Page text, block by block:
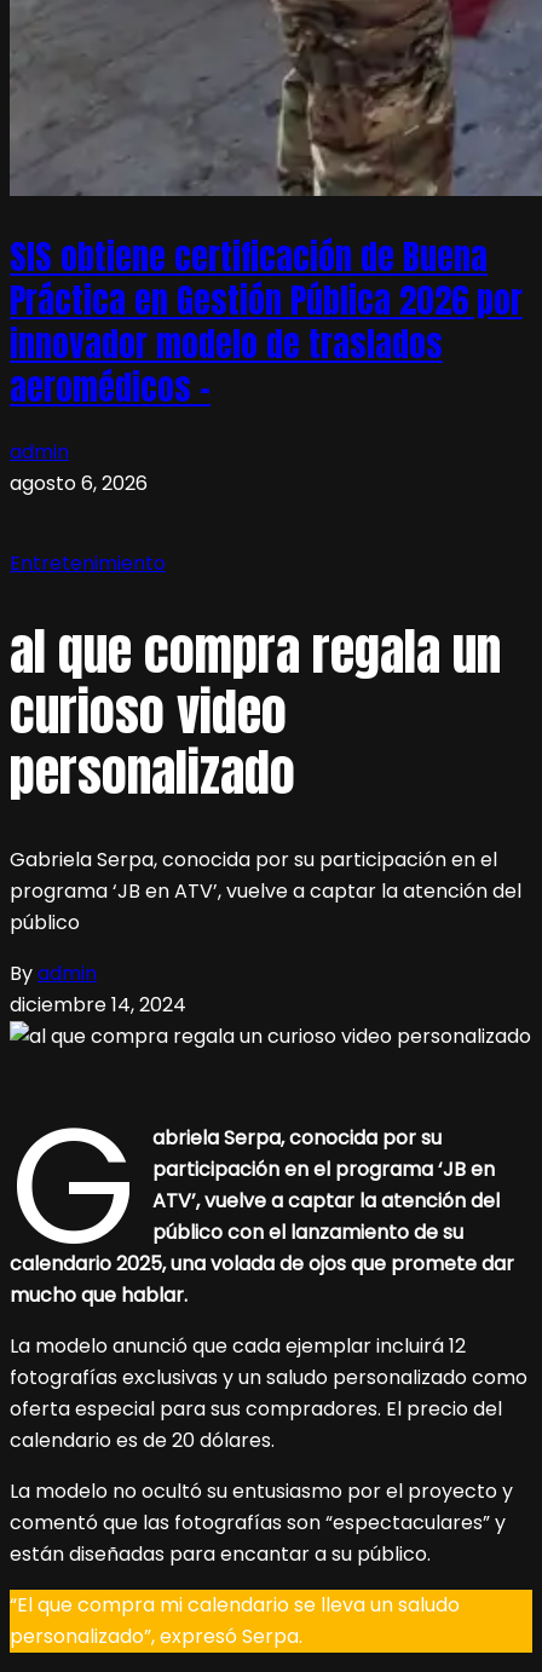
SIS obtiene certificación de Buena
Práctica en Gestión Pública 2026 por
innovador modelo de traslados
aeromédicos –
admin
agosto 6, 2026
Entretenimiento
al que compra regala un
curioso video
personalizado
Gabriela Serpa, conocida por su participación en el
programa ‘JB en ATV’, vuelve a captar la atención del
público
Byadmin
diciembre 14, 2024
G
abriela Serpa, conocida por su
participación en el programa ‘JB en
ATV’, vuelve a captar la atención del
público con el lanzamiento de su
calendario 2025, una volada de ojos que promete dar
mucho que hablar.
La modelo anunció que cada ejemplar incluirá 12
fotografías exclusivas y un saludo personalizado como
oferta especial para sus compradores. El precio del
calendario es de 20 dólares.
La modelo no ocultó su entusiasmo por el proyecto y
comentó que las fotografías son “espectaculares” y
están diseñadas para encantar a su público.
“El que compra mi calendario se lleva un saludo
personalizado”, expresó Serpa.